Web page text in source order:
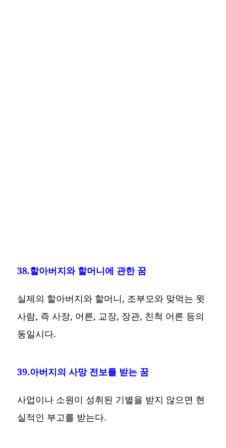
38.할아버지와 할머니에 관한 꿈
실제의 할아버지와 할머니, 조부모와 맞먹는 윗
사람, 즉 사장, 어른, 교장, 장관, 친척 어른 등의
동일시다.
39.아버지의 사망 전보를 받는 꿈
사업이나 소원이 성취된 기별을 받지 않으면 현
실적인 부고를 받는다.